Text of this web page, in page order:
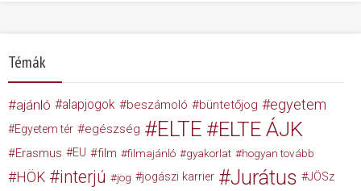
Témák
ajánló alapjogok beszámoló büntetőjog egyetem
Egyetem tér egészség ELTE ELTE ÁJK
Erasmus EU film filmajánló gyakorlat hogyan tovább
HÖK interjú jog jogászi karrier Jurátus JÖSz